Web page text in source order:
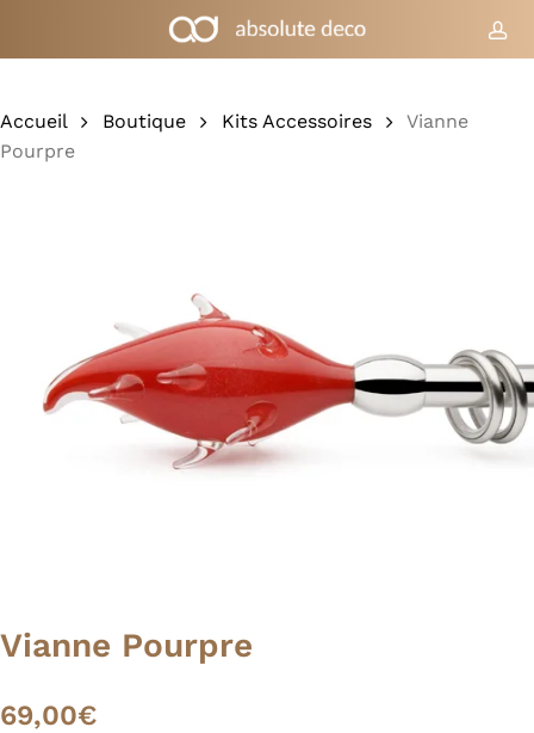
Chariot Fermer
Accueil
Boutique Kits Accessoires
Vianne
Pourpre
Vianne Pourpre
69,00€